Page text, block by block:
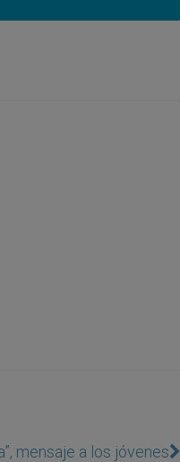
mensaje a los jóvenes